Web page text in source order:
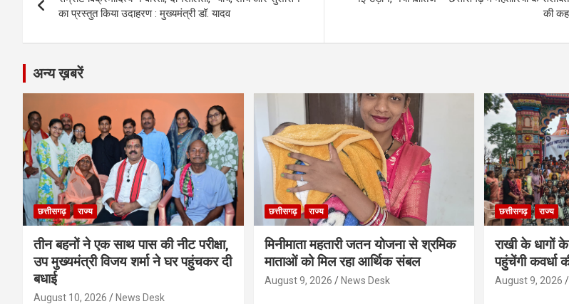
k
p
navigation
का प्रस्तुत किया उदाहरण : मुख्यमंत्री डॉ. यादव
की
अन्य ख़बरें
छत्तीसगढ़ राज्य
तीन बहनों ने एक साथ पास की नीट परीक्षा,
उप मुख्यमंत्री विजय शर्मा ने घर पहुंचकर दी
बधाई
August 10, 2026 News Desk
छत्तीसगढ़ राज्य
मिनीमाता महतारी जतन योजना से श्रमिक
माताओं को मिल रहा आर्थिक संबल
August 9, 2026 News Desk
छत्तीसगढ़ राज्य
राखी के धागों
पहुंचेंगी कवर्धा
August 9, 2026